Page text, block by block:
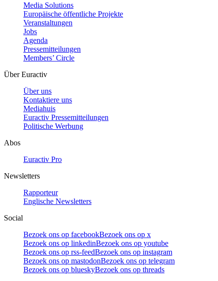
Media Solutions
Europäische öffentliche Projekte
Veranstaltungen
Jobs
Agenda
Pressemitteilungen
Members’ Circle
Über Euractiv
Über uns
Kontaktiere uns
Mediahuis
Euractiv Pressemitteilungen
Politische Werbung
Abos
Euractiv Pro
Newsletters
Rapporteur
Englische Newsletters
Social
Bezoek ons op facebookBezoek ons op x
Bezoek ons op linkedinBezoek ons op youtube
Bezoek ons op rss-feedBezoek ons op instagram
Bezoek ons op mastodonBezoek ons op telegram
Bezoek ons op blueskyBezoek ons op threads